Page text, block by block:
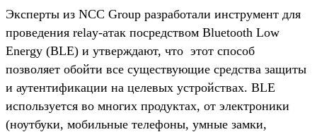
Эксперты из NCC Group разработали инструмент для
проведения relay-атак посредством Bluetooth Low
Energy (BLE) и утверждают, что этот способ
позволяет обойти все существующие средства защиты
и аутентификации на целевых устройствах. BLE
используется во многих продуктах, от электроники
(ноутбуки, мобильные телефоны, умные замки,